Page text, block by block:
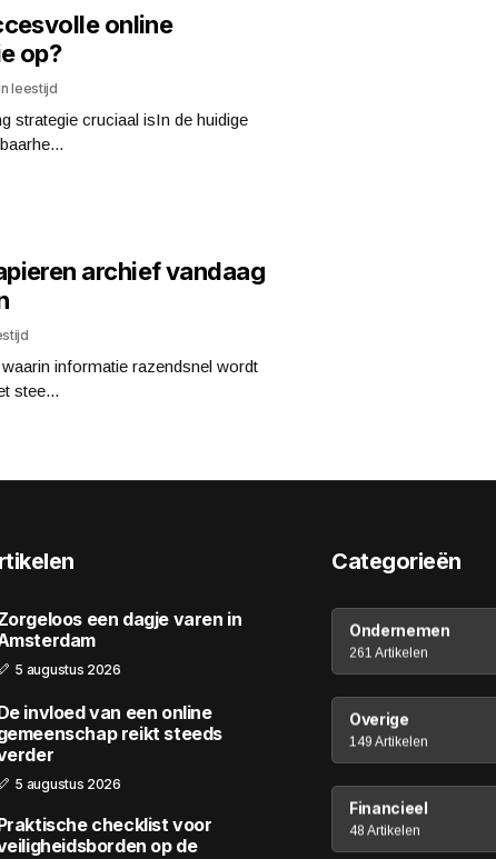
online
op?
leestijd
strategie cruciaal isIn de huidige
archief vandaag
informatie razendsnel wordt
stee...
een dagje varen in
5 augustus 2026
invloed van een online
reikt steeds
5 augustus 2026
checklist voor
op de
Categorieën
Ondernemen
261 Artikelen
Overige
149 Artikelen
Financieel
48 Artikelen